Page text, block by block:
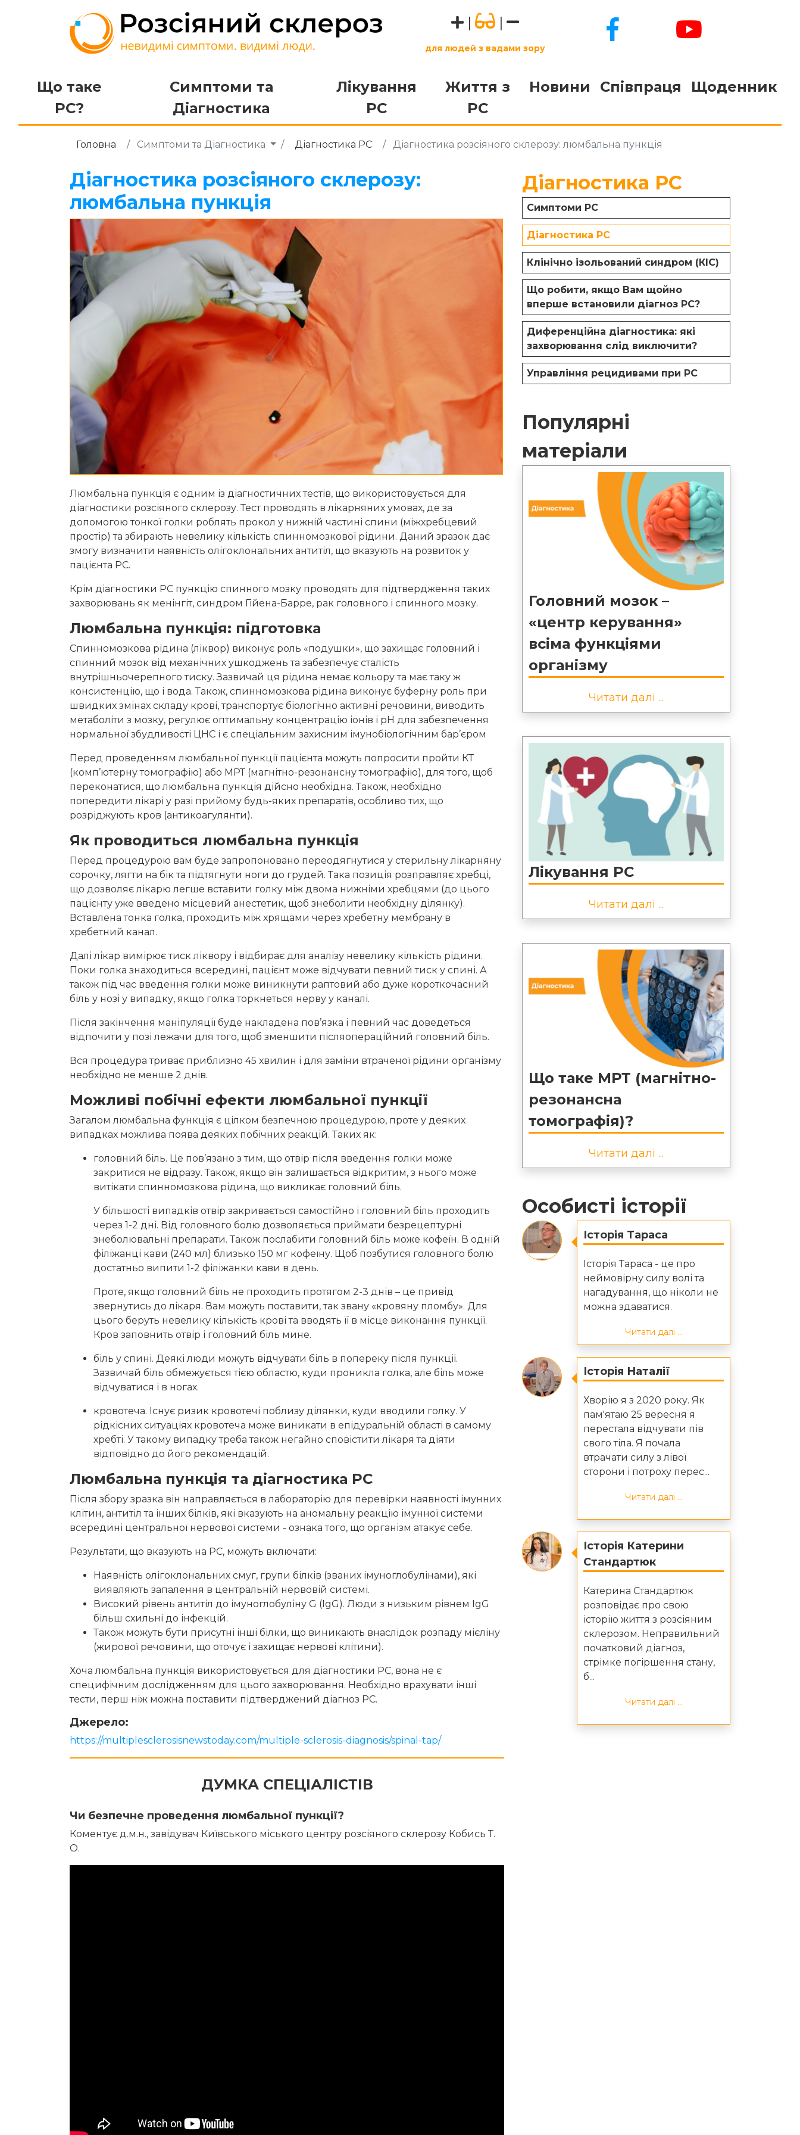
| |
для людей з вадами зору
Що таке
РС?
Симптоми та
Діагностика
Лікування
РС
Життя з
РС
Новини Співпраця Щоденник
Головна Симптоми та Діагностика Діагностика РС Діагностика розсіяного склерозу: люмбальна пункція
Діагностика розсіяного склерозу:
люмбальна пункція
Люмбальна пункція є одним із діагностичних тестів, що використовується для
діагностики розсіяного склерозу. Тест проводять в лікарняних умовах, де за
допомогою тонкої голки роблять прокол у нижній частині спини (міжхребцевий
простір) та збирають невелику кількість спинномозкової рідини. Даний зразок дає
змогу визначити наявність олігоклональних антитіл, що вказують на розвиток у
пацієнта РС.
Крім діагностики РС пункцію спинного мозку проводять для підтвердження таких
захворювань як менінгіт, синдром Гійена-Барре, рак головного і спинного мозку.
Люмбальна пункція: підготовка
Спинномозкова рідина (ліквор) виконує роль «подушки», що захищає головний і
спинний мозок від механічних ушкоджень та забезпечує сталість
внутрішньочерепного тиску. Зазвичай ця рідина немає кольору та має таку ж
консистенцію, що і вода. Також, спинномозкова рідина виконує буферну роль при
швидких змінах складу крові, транспортує біологічно активні речовини, виводить
метаболіти з мозку, регулює оптимальну концентрацію іонів і рН для забезпечення
нормальної збудливості ЦНС і є спеціальним захисним імунобіологічним бар’єром
Перед проведенням люмбальної пункції пацієнта можуть попросити пройти КТ
(комп’ютерну томографію) або МРТ (магнітно-резонансну томографію), для того, щоб
переконатися, що люмбальна пункція дійсно необхідна. Також, необхідно
попередити лікарі у разі прийому будь-яких препаратів, особливо тих, що
розріджують кров (антикоагулянти).
Як проводиться люмбальна пункція
Перед процедурою вам буде запропоновано переодягнутися у стерильну лікарняну
сорочку, лягти на бік та підтягнути ноги до грудей. Така позиція розправляє хребці,
що дозволяє лікарю легше вставити голку між двома нижніми хребцями (до цього
пацієнту уже введено місцевий анестетик, щоб знеболити необхідну ділянку).
Вставлена тонка голка, проходить між хрящами через хребетну мембрану в
хребетний канал.
Далі лікар вимірює тиск ліквору і відбирає для аналізу невелику кількість рідини.
Поки голка знаходиться всередині, пацієнт може відчувати певний тиск у спині. А
також під час введення голки може виникнути раптовий або дуже короткочасний
біль у нозі у випадку, якщо голка торкнеться нерву у каналі.
Після закінчення маніпуляції буде накладена пов’язка і певний час доведеться
відпочити у позі лежачи для того, щоб зменшити післяопераційний головний біль.
Вся процедура триває приблизно 45 хвилин і для заміни втраченої рідини організму
необхідно не менше 2 днів.
Можливі побічні ефекти люмбальної пункції
Загалом люмбальна функція є цілком безпечною процедурою, проте у деяких
випадках можлива поява деяких побічних реакцій. Таких як:
головний біль. Це пов’язано з тим, що отвір після введення голки може
закритися не відразу. Також, якщо він залишається відкритим, з нього може
витікати спинномозкова рідина, що викликає головний біль.
У більшості випадків отвір закривається самостійно і головний біль проходить
через 1-2 дні. Від головного болю дозволяється приймати безрецептурні
знеболювальні препарати. Також послабити головний біль може кофеїн. В одній
філіжанці кави (240 мл) близько 150 мг кофеїну. Щоб позбутися головного болю
достатньо випити 1-2 філіжанки кави в день.
Проте, якщо головний біль не проходить протягом 2-3 днів – це привід
звернутись до лікаря. Вам можуть поставити, так звану «кровяну пломбу». Для
цього беруть невелику кількість крові та вводять її в місце виконання пункції.
Кров заповнить отвір і головний біль мине.
біль у спині. Деякі люди можуть відчувати біль в попереку після пункції.
Зазвичай біль обмежується тією областю, куди проникла голка, але біль може
відчуватися і в ногах.
кровотеча. Існує ризик кровотечі поблизу ділянки, куди вводили голку. У
рідкісних ситуаціях кровотеча може виникати в епідуральній області в самому
хребті. У такому випадку треба також негайно сповістити лікаря та діяти
відповідно до його рекомендацій.
Люмбальна пункція та діагностика РС
Після збору зразка він направляється в лабораторію для перевірки наявності імунних
клітин, антитіл та інших білків, які вказують на аномальну реакцію імунної системи
всередині центральної нервової системи - ознака того, що організм атакує себе.
Результати, що вказують на РС, можуть включати:
Наявність олігоклональних смуг, групи білків (званих імуноглобулінами), які
виявляють запалення в центральній нервовій системі.
Високий рівень антитіл до імуноглобуліну G (IgG). Люди з низьким рівнем IgG
більш схильні до інфекцій.
Також можуть бути присутні інші білки, що виникають внаслідок розпаду мієліну
(жирової речовини, що оточує і захищає нервові клітини).
Хоча люмбальна пункція використовується для діагностики РС, вона не є
специфічним дослідженням для цього захворювання. Необхідно врахувати інші
тести, перш ніж можна поставити підтверджений діагноз РС.
Джерело:
https://multiplesclerosisnewstoday.com/multiple-sclerosis-diagnosis/spinal-tap/
ДУМКА СПЕЦІАЛІСТІВ
Чи безпечне проведення люмбальної пункції?
Коментує д.м.н., завідувач Київського міського центру розсіяного склерозу Кобись Т.
О.
Діагностика РС
Симптоми РС
Діагностика РС
Клінічно ізольований синдром (КІС)
Що робити, якщо Вам щойно
вперше встановили діагноз РС?
Диференційна діагностика: які
захворювання слід виключити?
Управління рецидивами при РС
Популярні
матеріали
Головний мозок –
«центр керування»
всіма функціями
організму
Читати далі ...
Лікування РС
Читати далі ...
Що таке МРТ (магнітно-
резонансна
томографія)?
Читати далі ...
Особисті історії
Історія Тараса
Історія Тараса - це про
неймовірну силу волі та
нагадування, що ніколи не
можна здаватися.
Читати далі ...
Історія Наталії
Хворію я з 2020 року. Як
пам'ятаю 25 вересня я
перестала відчувати пів
свого тіла. Я почала
втрачати силу з лівої
сторони і потроху перес...
Читати далі ...
Історія Катерини
Стандартюк
Катерина Стандартюк
розповідає про свою
історію життя з розсіяним
склерозом. Неправильний
початковий діагноз,
стрімке погіршення стану,
б...
Читати далі ...